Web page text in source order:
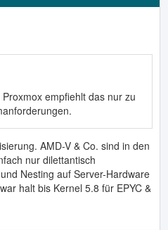
empfiehlt das nur zu
AMD-V & Co. sind in den
nur dilettantisch
Nesting auf Server-Hardware
halt bis Kernel 5.8 für EPYC &